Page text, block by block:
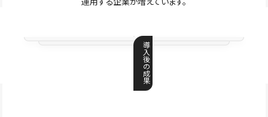
導
入
後
の
成
果